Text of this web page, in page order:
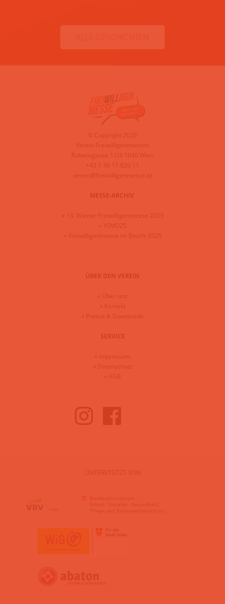
© Copyright 2026
Verein Freiwilligenmessen
Rubensgasse 11/3 1040 Wien
+43 1 36 11 820 11
verein@freiwilligenmesse.at
MESSE-ARCHIV
13. Wiener Freiwilligenmesse 2025
YOVO25
Freiwilligenmesse im Bezirk 2025
ÜBER DEN VEREIN
Über uns
Kontakt
Presse & Downloads
SERVICE
Impressum
Datenschutz
AGB
UNTERSTÜTZT VON